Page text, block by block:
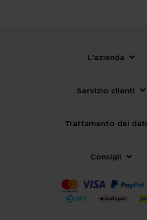
L'azienda
Servizio clienti
Trattamento dei dati
Consigli